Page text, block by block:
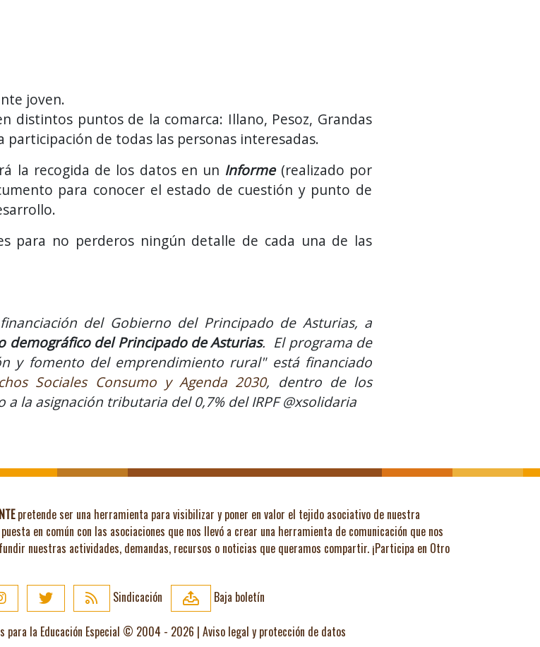
joven.
distintos puntos de la comarca: Illano, Pesoz, Grandas
participación de todas las personas interesadas.
la recogida de los datos en un Informe(realizado por
para conocer el estado de cuestión y punto de
para no perderos ningún detalle de cada una de las
del Gobierno del Principado de Asturias, a
demográfico del Principado de Asturias. El programa de
y fomento del emprendimiento rural" está financiado
Sociales Consumo y Agenda 2030, dentro de los
la asignación tributaria del 0,7% del IRPF @xsolidaria
pretende ser una herramienta para visibilizar y poner en valor el tejido asociativo de nuestra
en común con las asociaciones que nos llevó a crear una herramienta de comunicación que nos
nuestras actividades, demandas, recursos o noticias que queramos compartir. ¡Participa en Otro
Sindicación
Baja boletín
para la Educación Especial © 2004 - 2026 | Aviso legal y protección de datos